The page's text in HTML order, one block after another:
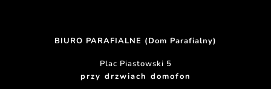
BIURO PARAFIALNE (Dom Parafialny)
Plac Piastowski 5
przy drzwiach domofon